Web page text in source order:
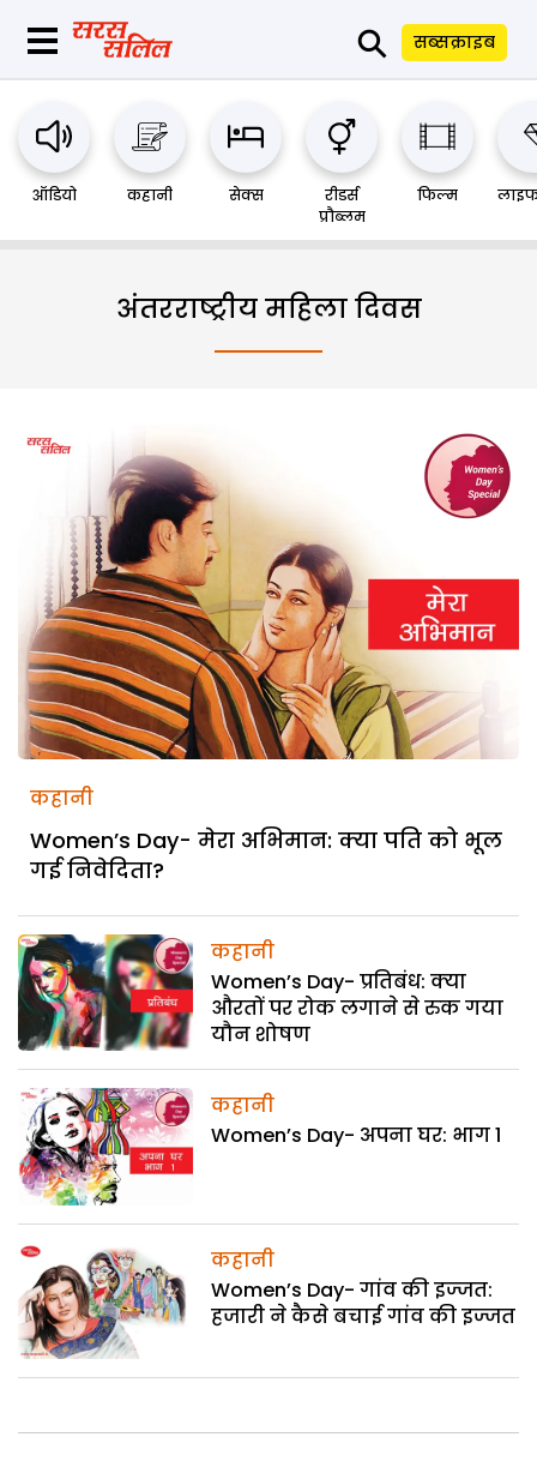
⚲ सब्सक्राइब
ऑडियो कहानी सेक्स
रीडर्स
प्रौब्लम
फिल्म
अंतरराष्ट्रीय महिला दिवस
कहानी
Women’s Day- मेरा अभिमान: क्या पति को भूल
गई निवेदिता?
कहानी
Women’s Day- प्रतिबंध: क्या
औरतों पर रोक लगाने से रुक गया
यौन शोषण
कहानी
Women’s Day- अपना घर: भाग 1
कहानी
Women’s Day- गांव की इज्जत:
हजारी ने कैसे बचाई गांव की इज्जत